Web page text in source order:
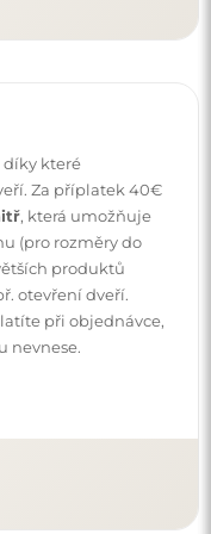
které
Za příplatek 40€
, která umožňuje
(pro rozměry do
produktů
otevření dveří.
při objednávce,
nevnese.